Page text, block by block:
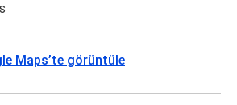
Maps’te görüntüle